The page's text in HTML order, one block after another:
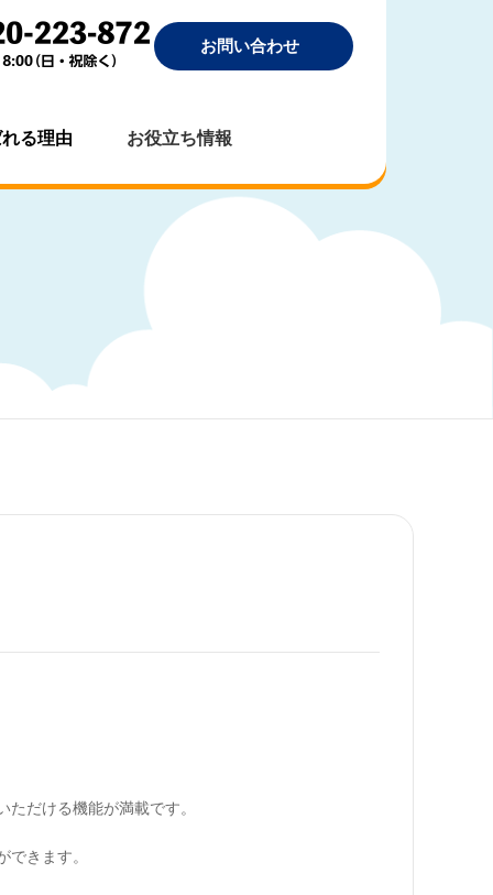
お問い合わせ
る理由 お役立ち情報
だける機能が満載です。
きます。